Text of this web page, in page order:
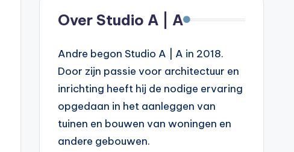
Over Studio A | A
Andre begon Studio A | A in 2018.
Door zijn passie voor architectuur en
inrichting heeft hij de nodige ervaring
opgedaan in het aanleggen van
tuinen en bouwen van woningen en
andere gebouwen.